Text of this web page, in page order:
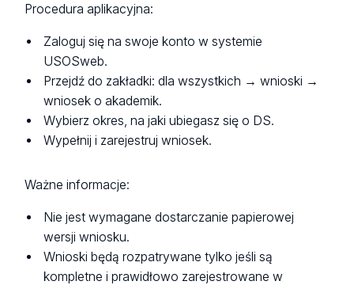
Procedura aplikacyjna:
Zaloguj się na swoje konto w systemie
USOSweb.
Przejdź do zakładki: dla wszystkich → wnioski →
wniosek o akademik.
Wybierz okres, na jaki ubiegasz się o DS.
Wypełnij i zarejestruj wniosek.
Ważne informacje:
Nie jest wymagane dostarczanie papierowej
wersji wniosku.
Wnioski będą rozpatrywane tylko jeśli są
kompletne i prawidłowo zarejestrowane w